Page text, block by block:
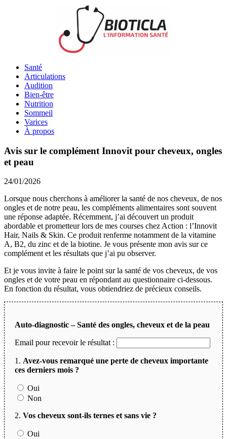
Santé
Articulations
Audition
Bien-être
Nutrition
Sommeil
Varices
À propos
Avis sur le complément Innovit pour cheveux, ongles
et peau
24/01/2026
Lorsque nous cherchons à améliorer la santé de nos cheveux, de nos
ongles et de notre peau, les compléments alimentaires sont souvent
une réponse adaptée. Récemment, j’ai découvert un produit
abordable et prometteur lors de mes courses chez Action : l’Innovit
Hair, Nails & Skin. Ce produit renferme notamment de la vitamine
A, B2, du zinc et de la biotine. Je vous présente mon avis sur ce
complément et les résultats que j’ai pu observer.
Et je vous invite à faire le point sur la santé de vos cheveux, de vos
ongles et de votre peau en répondant au questionnaire ci-dessous.
En fonction du résultat, vous obtiendriez de précieux conseils.
Auto-diagnostic – Santé des ongles, cheveux et de la peau
Email pour recevoir le résultat :
1. Avez-vous remarqué une perte de cheveux importante
ces derniers mois ?
Oui
Non
2. Vos cheveux sont-ils ternes et sans vie ?
Oui